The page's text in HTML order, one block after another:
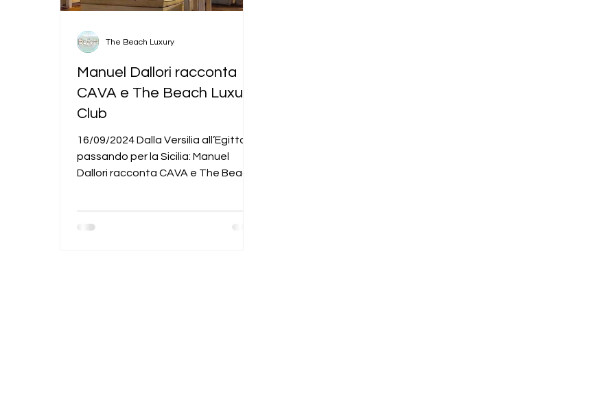
Manuel Dallori racconta
CAVA e The Beach Luxury
Club
16/09/2024 Dalla Versilia all’Egitto,
passando per la Sicilia: Manuel
Dallori racconta CAVA e The Beach
The Beach Luxury